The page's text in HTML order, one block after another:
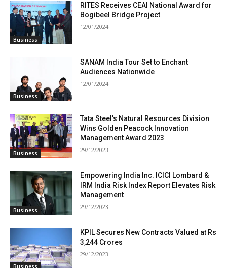
Business
RITES Receives CEAI National Award for
Bogibeel Bridge Project
12/01/2024
Business
SANAM India Tour Set to Enchant
Audiences Nationwide
12/01/2024
Business
Tata Steel’s Natural Resources Division
Wins Golden Peacock Innovation
Management Award 2023
29/12/2023
Business
Empowering India Inc. ICICI Lombard &
IRM India Risk Index Report Elevates Risk
Management
29/12/2023
KPIL Secures New Contracts Valued at Rs
3,244 Crores
29/12/2023